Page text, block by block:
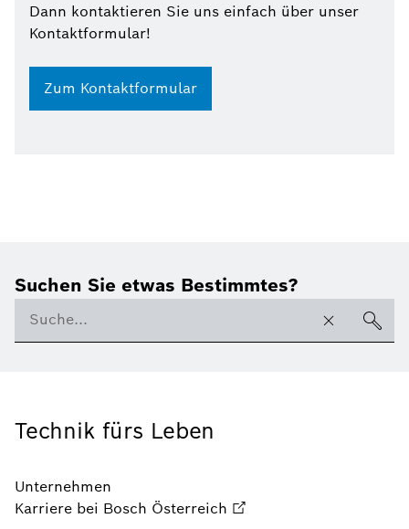
Dann kontaktieren Sie uns einfach über unser
Kontaktformular!
Zum Kontaktformular
Suchen Sie etwas Bestimmtes?
Technik fürs Leben
Unternehmen
Karriere bei Bosch Österreich